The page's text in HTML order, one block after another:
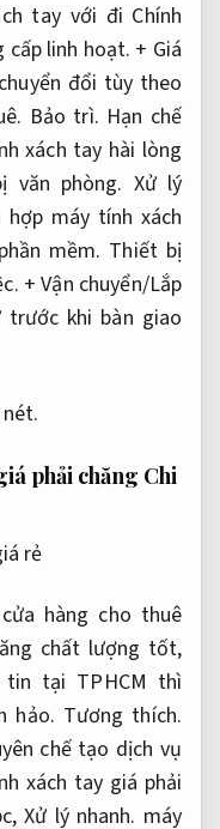
tay với đi Chính
cấp linh hoạt. + Giá
đổi tùy theo
Bảo trì. Hạn chế
xách tay hài lòng
văn phòng. Xử lý
máy tính xách
mềm. Thiết bị
+ Vận chuyển/Lắp
khi bàn giao
phải chăng Chi
hàng cho thuê
chất lượng tốt,
tin tại TPHCM thì
hảo. Tương thích.
chế tạo dịch vụ
xách tay giá phải
Xử lý nhanh. máy